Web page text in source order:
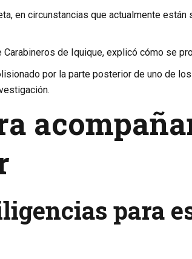
en circunstancias que actualmente están
de Iquique, explicó cómo se
por la parte posterior de uno de
para